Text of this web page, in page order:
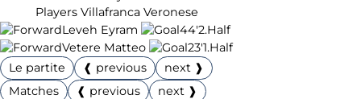
Players Villafranca Veronese
Leveh Eyram
44'2.Half
Vetere Matteo
23'1.Half
Le partite
❰ previous
next ❱
Matches
❰ previous
next ❱